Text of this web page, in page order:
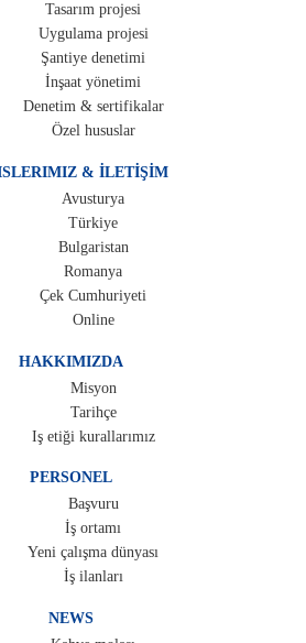
Tasarım projesi
Uygulama projesi
Şantiye denetimi
İnşaat yönetimi
Denetim & sertifikalar
Özel hususlar
& İLETİŞİM
Avusturya
Türkiye
Bulgaristan
Romanya
Çek Cumhuriyeti
Online
HAKKIMIZDA
Misyon
Tarihçe
Iş etiği kurallarımız
PERSONEL
Başvuru
İş ortamı
Yeni çalışma dünyası
İş ilanları
NEWS